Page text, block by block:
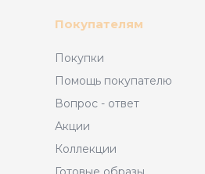
Брэнд
Производитель
Покупателям
Покупки
Помощь покупателю
Вопрос - ответ
Акции
Коллекции